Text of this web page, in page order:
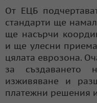
От ЕЦБ
стандарти ще
ще насърчи
и ще улесни
цялата еврозона.
за създаването
изживяване и
платежни решения